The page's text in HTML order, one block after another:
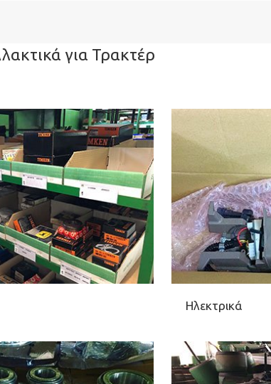
για Τρακτέρ
Ηλεκτρικά